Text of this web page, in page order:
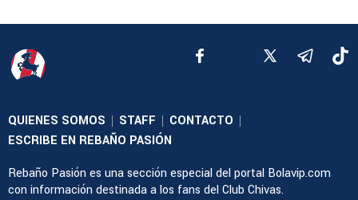
QUIENES SOMOS STAFF CONTACTO
ESCRIBE EN REBAÑO PASIÓN
Rebaño Pasión es una sección especial del portal Bolavip.com
con información destinada a los fans del Club Chivas.